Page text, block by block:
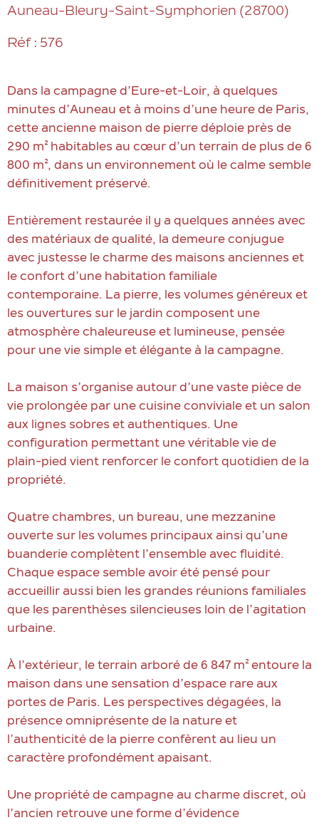
Auneau-Bleury-Saint-Symphorien (28700)
Réf : 576
Dans la campagne d’Eure-et-Loir, à quelques
minutes d’Auneau et à moins d’une heure de Paris,
cette ancienne maison de pierre déploie près de
290 m² habitables au cœur d’un terrain de plus de 6
800 m², dans un environnement où le calme semble
définitivement préservé.
Entièrement restaurée il y a quelques années avec
des matériaux de qualité, la demeure conjugue
avec justesse le charme des maisons anciennes et
le confort d’une habitation familiale
contemporaine. La pierre, les volumes généreux et
les ouvertures sur le jardin composent une
atmosphère chaleureuse et lumineuse, pensée
pour une vie simple et élégante à la campagne.
La maison s’organise autour d’une vaste pièce de
vie prolongée par une cuisine conviviale et un salon
aux lignes sobres et authentiques. Une
configuration permettant une véritable vie de
plain-pied vient renforcer le confort quotidien de la
propriété.
Quatre chambres, un bureau, une mezzanine
ouverte sur les volumes principaux ainsi qu’une
buanderie complètent l’ensemble avec fluidité.
Chaque espace semble avoir été pensé pour
accueillir aussi bien les grandes réunions familiales
que les parenthèses silencieuses loin de l’agitation
urbaine.
À l’extérieur, le terrain arboré de 6 847 m² entoure la
maison dans une sensation d’espace rare aux
portes de Paris. Les perspectives dégagées, la
présence omniprésente de la nature et
l’authenticité de la pierre confèrent au lieu un
caractère profondément apaisant.
Une propriété de campagne au charme discret, où
l’ancien retrouve une forme d’évidence